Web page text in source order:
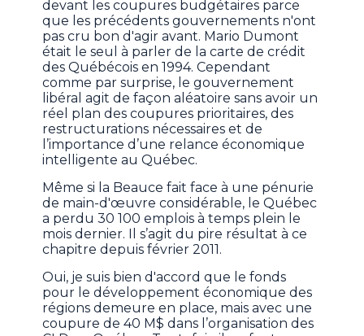
devant les coupures budgétaires parce
que les précédents gouvernements n'ont
pas cru bon d'agir avant. Mario Dumont
était le seul à parler de la carte de crédit
des Québécois en 1994. Cependant
comme par surprise, le gouvernement
libéral agit de façon aléatoire sans avoir un
réel plan des coupures prioritaires, des
restructurations nécessaires et de
l’importance d’une relance économique
intelligente au Québec.
Même si la Beauce fait face à une pénurie
de main-d'œuvre considérable, le Québec
a perdu 30 100 emplois à temps plein le
mois dernier. Il s’agit du pire résultat à ce
chapitre depuis février 2011.
Oui, je suis bien d'accord que le fonds
pour le développement économique des
régions demeure en place, mais avec une
coupure de 40 M$ dans l’organisation des